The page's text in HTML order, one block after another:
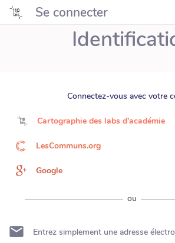
Se connecter
Connectez-vous avec votre
Cartographie des labs d'académie
LesCommuns.org
Google
ou